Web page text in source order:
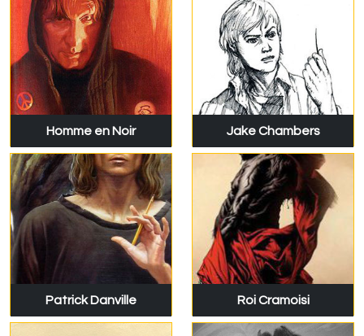
Homme en Noir Jake Chambers
Patrick Danville Roi Cramoisi